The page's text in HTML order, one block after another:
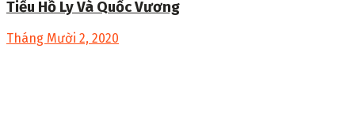
Tiểu Hồ Ly Và Quốc Vương
Tháng Mười 2, 2020